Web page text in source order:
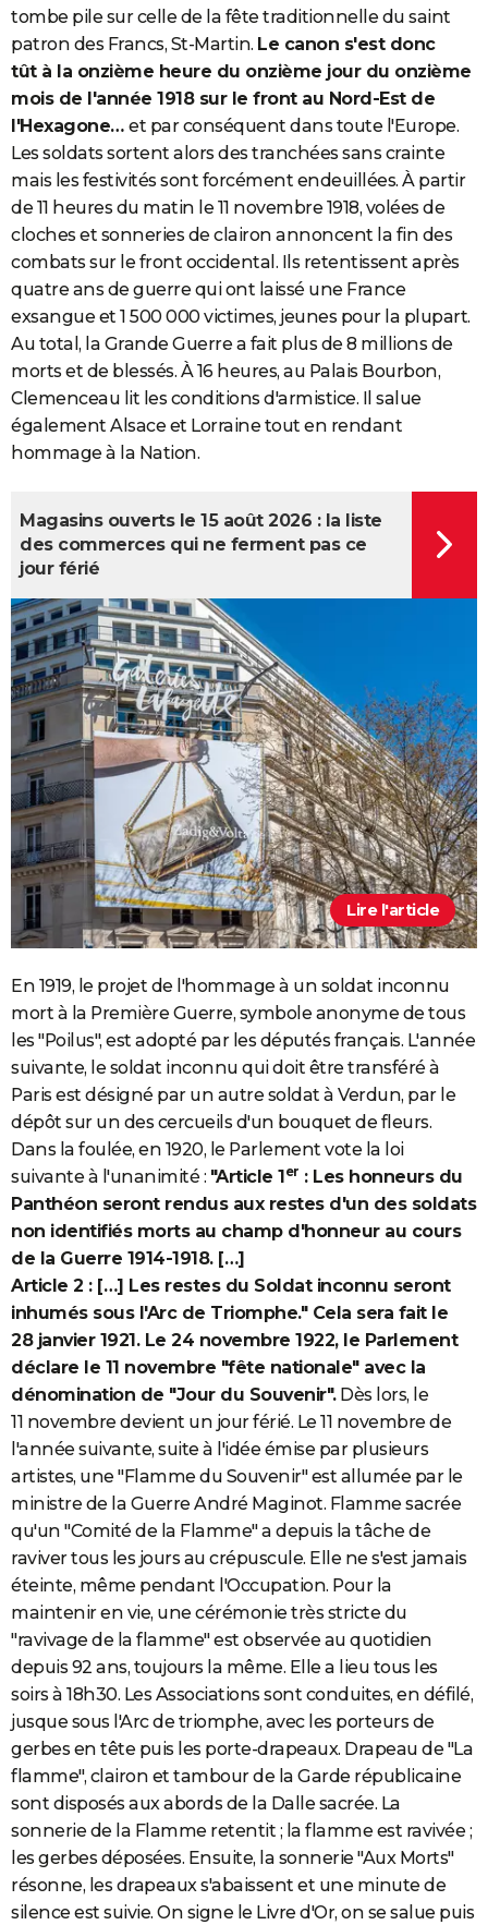
tombe pile sur celle de la fête traditionnelle du saint
patron des Francs, St-Martin. Le canon s'est donc
tût à la onzième heure du onzième jour du onzième
mois de l'année 1918 sur le front au Nord-Est de
l'Hexagone… et par conséquent dans toute l'Europe.
Les soldats sortent alors des tranchées sans crainte
mais les festivités sont forcément endeuillées. À partir
de 11 heures du matin le 11 novembre 1918, volées de
cloches et sonneries de clairon annoncent la fin des
combats sur le front occidental. Ils retentissent après
quatre ans de guerre qui ont laissé une France
exsangue et 1 500 000 victimes, jeunes pour la plupart.
Au total, la Grande Guerre a fait plus de 8 millions de
morts et de blessés. À 16 heures, au Palais Bourbon,
Clemenceau lit les conditions d'armistice. Il salue
également Alsace et Lorraine tout en rendant
hommage à la Nation.
Lire l'article
Magasins ouverts le 15 août 2026 : la liste
des commerces qui ne ferment pas ce
jour férié
En 1919, le projet de l'hommage à un soldat inconnu
mort à la Première Guerre, symbole anonyme de tous
les "Poilus", est adopté par les députés français. L'année
suivante, le soldat inconnu qui doit être transféré à
Paris est désigné par un autre soldat à Verdun, par le
dépôt sur un des cercueils d'un bouquet de fleurs.
Dans la foulée, en 1920, le Parlement vote la loi
suivante à l'unanimité : "Article 1 er : Les honneurs du
Panthéon seront rendus aux restes d'un des soldats
non identifiés morts au champ d'honneur au cours
de la Guerre 1914-1918. […]
Article 2 : […] Les restes du Soldat inconnu seront
inhumés sous l'Arc de Triomphe." Cela sera fait le
28 janvier 1921. Le 24 novembre 1922, le Parlement
déclare le 11 novembre "fête nationale" avec la
dénomination de "Jour du Souvenir".Dès lors, le
11 novembre devient un jour férié. Le 11 novembre de
l'année suivante, suite à l'idée émise par plusieurs
artistes, une "Flamme du Souvenir" est allumée par le
ministre de la Guerre André Maginot. Flamme sacrée
qu'un "Comité de la Flamme" a depuis la tâche de
raviver tous les jours au crépuscule. Elle ne s'est jamais
éteinte, même pendant l'Occupation. Pour la
maintenir en vie, une cérémonie très stricte du
"ravivage de la flamme" est observée au quotidien
depuis 92 ans, toujours la même. Elle a lieu tous les
soirs à 18h30. Les Associations sont conduites, en défilé,
jusque sous l'Arc de triomphe, avec les porteurs de
gerbes en tête puis les porte-drapeaux. Drapeau de "La
flamme", clairon et tambour de la Garde républicaine
sont disposés aux abords de la Dalle sacrée. La
sonnerie de la Flamme retentit ; la flamme est ravivée ;
les gerbes déposées. Ensuite, la sonnerie "Aux Morts"
résonne, les drapeaux s'abaissent et une minute de
silence est suivie. On signe le Livre d'Or, on se salue puis